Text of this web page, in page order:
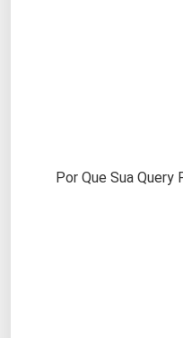
Por Que Sua Query